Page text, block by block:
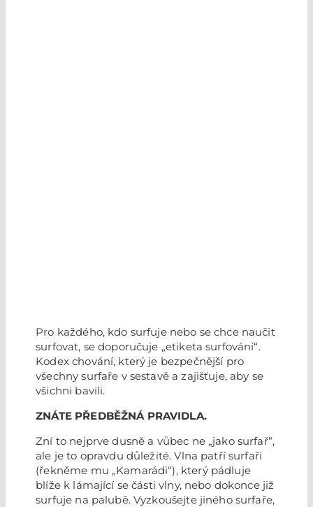
Pro každého, kdo surfuje nebo se chce naučit
surfovat, se doporučuje „etiketa surfování“.
Kodex chování, který je bezpečnější pro
všechny surfaře v sestavě a zajišťuje, aby se
všichni bavili.
ZNÁTE PŘEDBĚŽNÁ PRAVIDLA.
Zní to nejprve dusně a vůbec ne „jako surfař“,
ale je to opravdu důležité. Vlna patří surfaři
(řekněme mu „Kamarádi“), který pádluje
blíže k lámající se části vlny, nebo dokonce již
surfuje na palubě. Vyzkoušejte jiného surfaře,